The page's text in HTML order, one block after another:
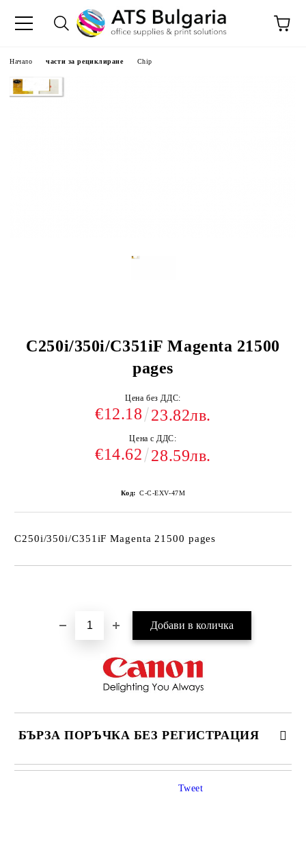
Начало части за рециклиране Chip
C250i/350i/C351iF Magenta 21500
pages
Цена без ДДС:
€12.18 23.82лв.
Цена с ДДС:
€14.62 28.59лв.
Код: C-C-EXV-47M
C250i/350i/C351iF Magenta 21500 pages
БЪРЗА ПОРЪЧКА БЕЗ РЕГИСТРАЦИЯ
САМО ПОПЪЛНЕТЕ 4 ПОЛЕТА
Tweet